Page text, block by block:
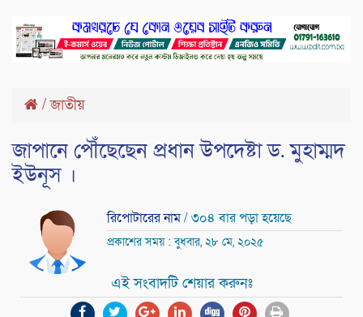
/জাতীয়
জাপানে পৌঁছেছেন প্রধান উপদেষ্টা ড. মুহাম্মদ
ইউনূস ।
রিপোটারের নাম/ ৩০৪ বার পড়া হয়েছে
প্রকাশের সময় : বুধবার, ২৮ মে, ২০২৫
এই সংবাদটি শেয়ার করুনঃ